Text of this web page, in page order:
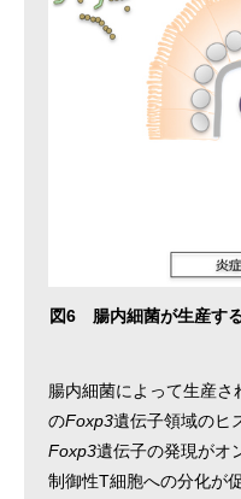
図6 腸内細菌が生産す
腸内細菌によって生産
のFoxp3遺伝子領域のヒ
Foxp3遺伝子の発現がオ
制御性T細胞への分化が